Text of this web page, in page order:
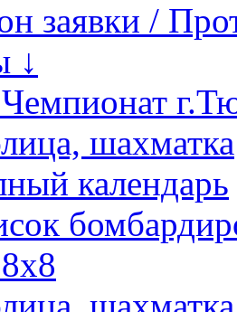
заявки /
↓
шахматка
календарь